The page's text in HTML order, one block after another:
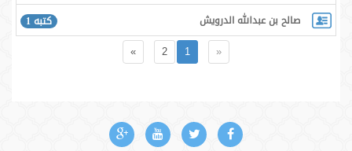
صالح بن عبدالله الدرويش
كتبه 1
«
1
2
»